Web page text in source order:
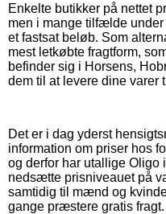
Enkelte butikker på nettet
men i mange tilfælde
et fastsat beløb. Som
mest letkøbte fragtform,
befinder sig i Horsens,
dem til at levere dine varer
Det er i dag yderst
information om priser hos
og derfor har utallige
nedsætte prisniveauet på
samtidig til mænd og
gange præstere gratis fragt.